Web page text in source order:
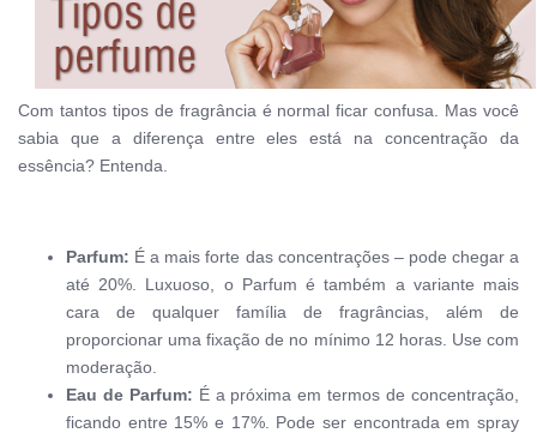
Com tantos tipos de fragrância é normal ficar confusa. Mas você
sabia que a diferença entre eles está na concentração da
essência? Entenda.
Parfum: É a mais forte das concentrações – pode chegar a
até 20%. Luxuoso, o Parfum é também a variante mais
cara de qualquer família de fragrâncias, além de
proporcionar uma fixação de no mínimo 12 horas. Use com
moderação.
Eau de Parfum: É a próxima em termos de concentração,
ficando entre 15% e 17%. Pode ser encontrada em spray